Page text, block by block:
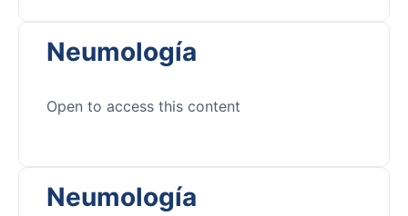
Neumología
Open to access this content
Neumología